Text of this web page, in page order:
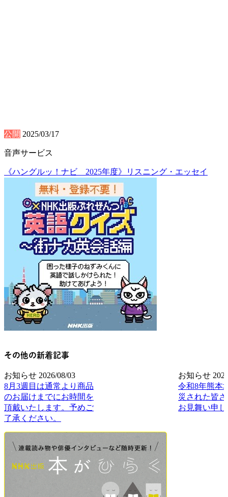
公開 2025/03/17
音声サービス
《ハングルッ！ナビ 2025年度》リスニング・エッセイ
その他の新着記事
お知らせ 2026/08/03
8月3週目は通常より商品
のお届けまでにお時間を
頂戴いたします。予めご
了承ください。
お知らせ
令和8年熊本
災された皆
お見舞い申